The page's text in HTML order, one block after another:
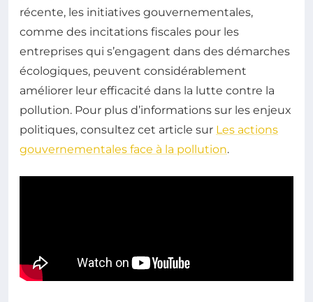
récente, les initiatives gouvernementales,
comme des incitations fiscales pour les
entreprises qui s’engagent dans des démarches
écologiques, peuvent considérablement
améliorer leur efficacité dans la lutte contre la
pollution. Pour plus d’informations sur les enjeux
politiques, consultez cet article sur Les actions
gouvernementales face à la pollution.